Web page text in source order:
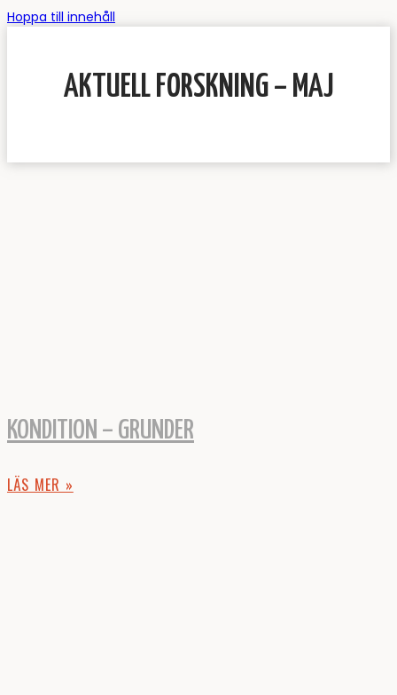
Hoppa till innehåll
AKTUELL FORSKNING – MAJ
KONDITION – GRUNDER
LÄS MER »